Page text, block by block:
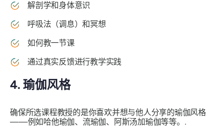
解剖学和身体意识
呼吸法（调息）和冥想
如何教一节课
通过真实反馈进行教学实践
4. 瑜伽风格
确保所选课程教授的是你喜欢并想与他人分享的瑜伽风格
——例如哈他瑜伽、流瑜伽、阿斯汤加瑜伽等等。.